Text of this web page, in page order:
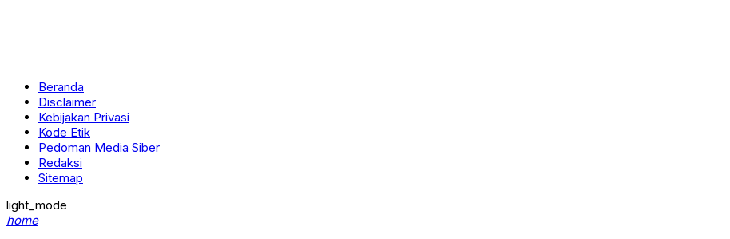
Beranda
Disclaimer
Kebijakan Privasi
Kode Etik
Pedoman Media Siber
Redaksi
Sitemap
light_mode
home